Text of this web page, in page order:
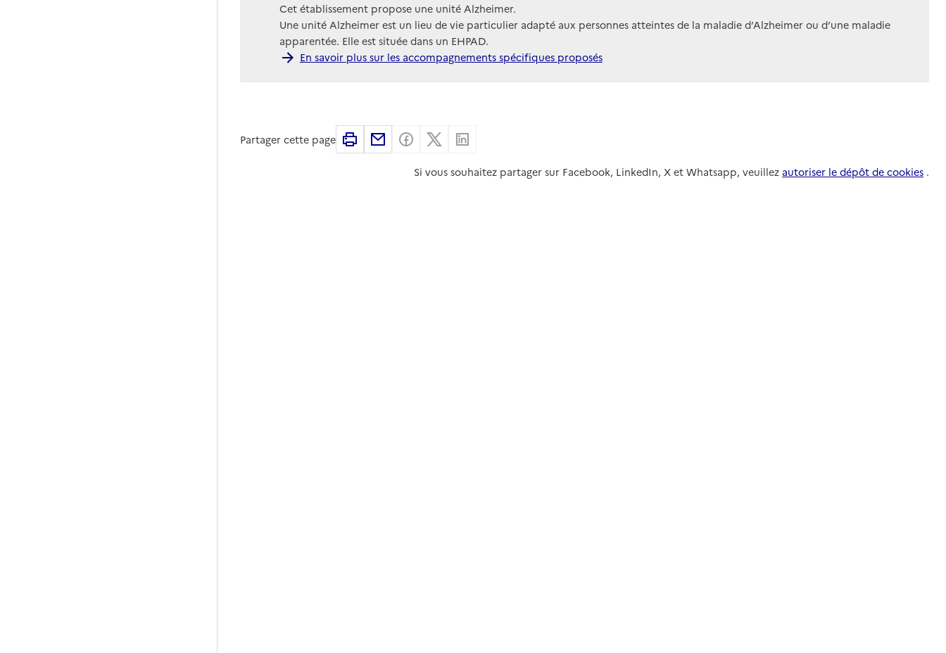
Cet établissement propose une unité Alzheimer.
Une unité Alzheimer est un lieu de vie particulier adapté aux personnes atteintes de la maladie d’Alzheimer ou d’une maladie
apparentée. Elle est située dans un EHPAD.
En savoir plus sur les accompagnements spécifiques proposés
Partager cette page ImprimerPartager par email
Partager sur Facebook
Partager sur X
Si vous souhaitez partager sur Facebook, LinkedIn, X et Whatsapp, veuillez autoriser le dépôt de cookies .